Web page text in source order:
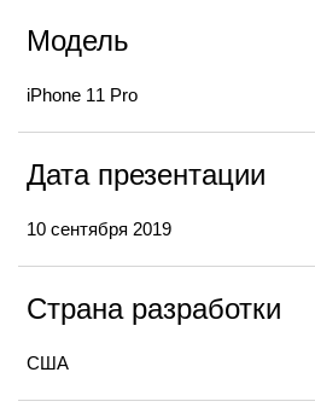
Модель
iPhone 11 Pro
Дата презентации
10 сентября 2019
Страна разработки
США